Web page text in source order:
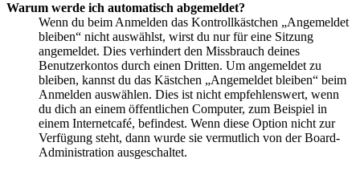
Warum werde ich automatisch abgemeldet?
Wenn du beim Anmelden das Kontrollkästchen „Angemeldet
bleiben“ nicht auswählst, wirst du nur für eine Sitzung
angemeldet. Dies verhindert den Missbrauch deines
Benutzerkontos durch einen Dritten. Um angemeldet zu
bleiben, kannst du das Kästchen „Angemeldet bleiben“ beim
Anmelden auswählen. Dies ist nicht empfehlenswert, wenn
du dich an einem öffentlichen Computer, zum Beispiel in
einem Internetcafé, befindest. Wenn diese Option nicht zur
Verfügung steht, dann wurde sie vermutlich von der Board-
Administration ausgeschaltet.